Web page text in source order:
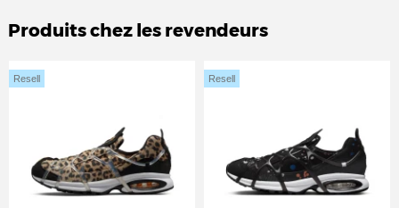
Produits chez les revendeurs
Resell Resell